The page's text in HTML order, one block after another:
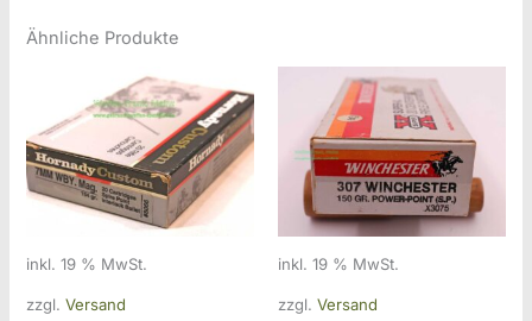
Ähnliche Produkte
inkl. 19 % MwSt.
zzgl.Versand
inkl. 19 % MwSt.
zzgl. Versand